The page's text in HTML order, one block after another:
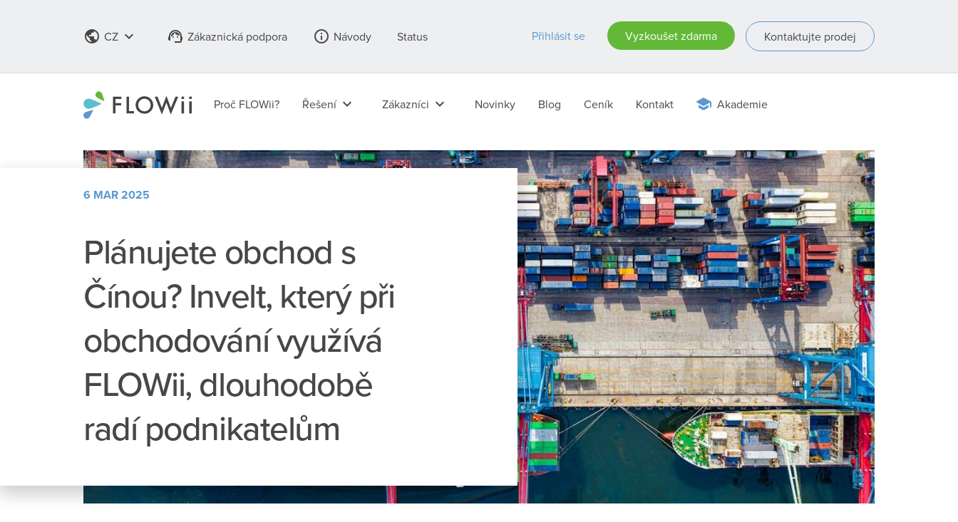
public CZ keyboard_arrow_down support_agent Zákaznická podpora info_outline Návody Status Přihlásit se Vyzkoušet zdarma Kontaktujte prodej
Proč FLOWii? Řešení keyboard_arrow_down Zákazníci keyboard_arrow_down Novinky Blog Ceník Kontakt Akademie
6 MAR 2025
Plánujete obchod s
Čínou? Invelt, který při
obchodování využívá
FLOWii, dlouhodobě
radí podnikatelům